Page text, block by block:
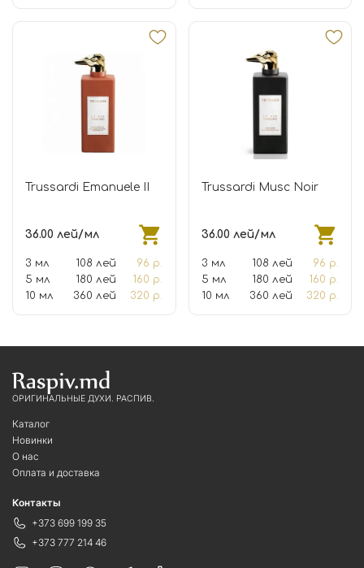
Trussardi Emanuele II
36.00 лей/мл
3 мл 108 лей
96 р.
5 мл
180 лей
160 р.
10 мл
360 лей 320 р.
Trussardi Musc Noir
36.00 лей/мл
3 мл 108 лей
96 р.
5 мл
180 лей
160 р.
10 мл
360 лей 320 р.
ОРИГИНАЛЬНЫЕ ДУХИ. РАСПИВ.
Каталог
Новинки
О нас
Оплата и доставка
Контакты
+373 699 199 35
+373 777 214 46